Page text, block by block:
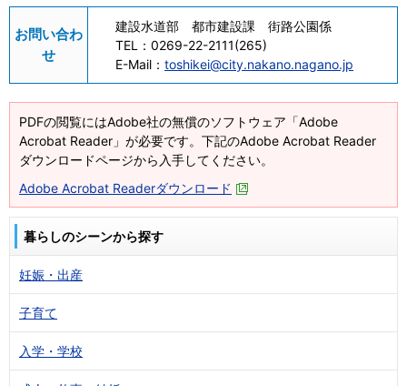
お問い合わ
せ
建設水道部 都市建設課 街路公園係
TEL： 0269-22-2111(265)
E-Mail： toshikei@city.nakano.nagano.jp
PDFの閲覧にはAdobe社の無償のソフトウェア「Adobe
Acrobat Reader」が必要です。下記のAdobe Acrobat Reader
ダウンロードページから入手してください。
Adobe Acrobat Readerダウンロード
暮らしのシーンから探す
妊娠・出産
子育て
入学・学校